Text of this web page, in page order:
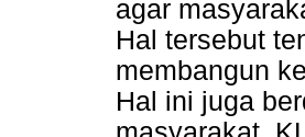
agar
Hal tersebut
membangun
Hal ini juga